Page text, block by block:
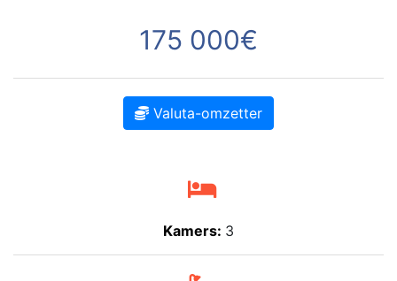
175 000€
Valuta-omzetter
Kamers: 3